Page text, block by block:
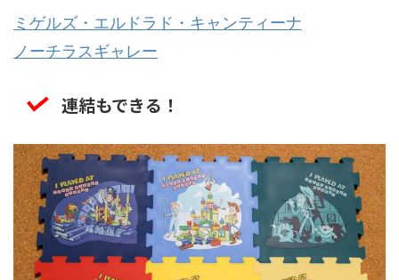
ミゲルズ・エルドラド・キャンティーナ
ノーチラスギャレー
連結もできる！